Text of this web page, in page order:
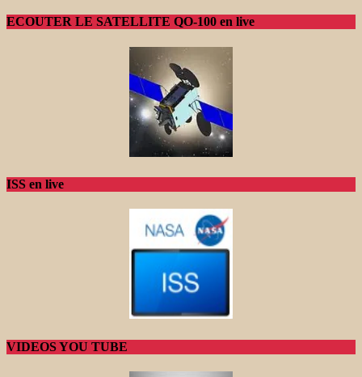
ECOUTER LE SATELLITE QO-100 en live
ISS en live
VIDEOS YOU TUBE